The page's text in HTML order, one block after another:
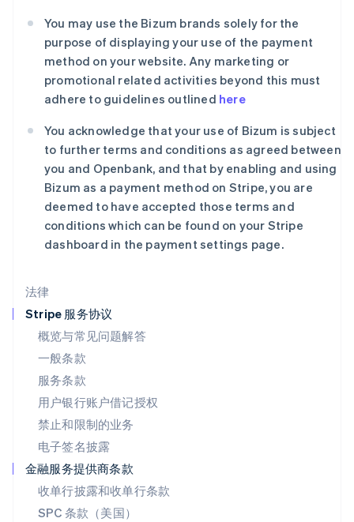
法律
Stripe 服务协议
概览与常见问题解答
一般条款
服务条款
用户银行账户借记授权
禁止和限制的业务
电子签名披露
金融服务提供商条款
收单行披露和收单行条款
SPC 条款（美国）
You may use the Bizum brands solely for the
purpose of displaying your use of the payment
method on your website. Any marketing or
promotional related activities beyond this must
adhere to guidelines outlined here
You acknowledge that your use of Bizum is subject
to further terms and conditions as agreed between
you and Openbank, and that by enabling and using
Bizum as a payment method on Stripe, you are
deemed to have accepted those terms and
conditions which can be found on your Stripe
dashboard in the payment settings page.
拉脱维亚
立陶宛
English
列支敦士登
Deutsch English
FrançaisDeutschEnglish
罗马尼亚
马尔他
English
马来西亚
English简体中文
美国
Español
挪威
葡萄牙
Português
日本
日本語English
瑞典
SvenskaEnglish
DeutschFrançais
塞浦路斯
English
斯洛伐克
English